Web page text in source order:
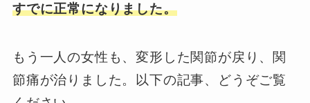
すでに正常になりました。
もう一人の女性も、変形した関節が戻り、関
節痛が治りました。以下の記事、どうぞご覧